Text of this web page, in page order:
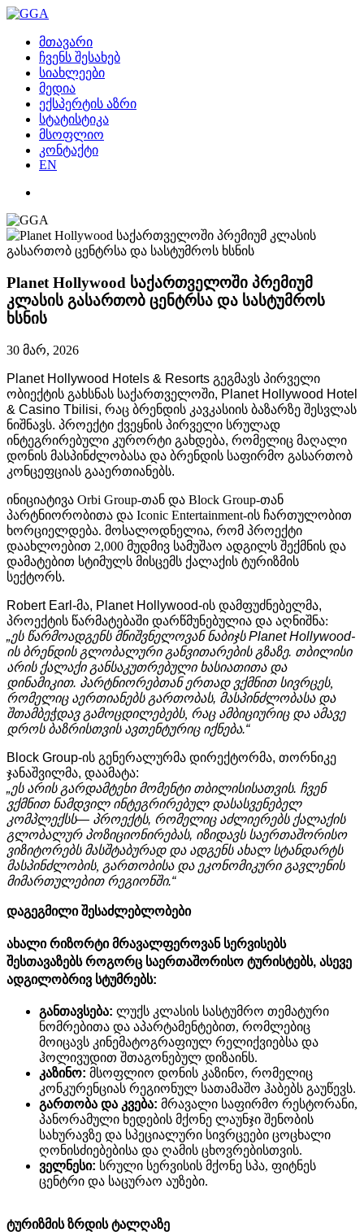
მთავარი
ჩვენს შესახებ
სიახლეები
მედია
ექსპერტის აზრი
სტატისტიკა
მსოფლიო
კონტაქტი
EN
Planet Hollywood საქართველოში პრემიუმ
კლასის გასართობ ცენტრსა და სასტუმროს
ხსნის
30 მარ, 2026
Planet Hollywood Hotels & Resorts გეგმავს პირველი
ობიექტის გახსნას საქართველოში, Planet Hollywood Hotel
& Casino Tbilisi, რაც ბრენდის კავკასიის ბაზარზე შესვლას
ნიშნავს. პროექტი ქვეყნის პირველი სრულად
ინტეგრირებული კურორტი გახდება, რომელიც მაღალი
დონის მასპინძლობასა და ბრენდის საფირმო გასართობ
კონცეფციას გააერთიანებს.
ინიციატივა Orbi Group-თან და Block Group-თან
პარტნიორობითა და Iconic Entertainment-ის ჩართულობით
ხორციელდება. მოსალოდნელია, რომ პროექტი
დაახლოებით 2,000 მუდმივ სამუშაო ადგილს შექმნის და
დამატებით სტიმულს მისცემს ქალაქის ტურიზმის
სექტორს.
Robert Earl-მა, Planet Hollywood-ის დამფუძნებელმა,
პროექტის წარმატებაში დარწმუნებულია და აღნიშნა:
„ეს წარმოადგენს მნიშვნელოვან ნაბიჯსPlanet Hollywood-
ის ბრენდის გლობალური განვითარების გზაზე. თბილისი
არის ქალაქი განსაკუთრებული ხასიათითა და
დინამიკით. პარტნიორებთან ერთად ვქმნით სივრცეს,
რომელიც აერთიანებს გართობას, მასპინძლობასა და
შთამბეჭდავ გამოცდილებებს, რაც ამბიციურიც და ამავე
დროს ბაზრისთვის ავთენტურიც იქნება.“
Block Group-ის გენერალურმა დირექტორმა, თორნიკე
ჯანაშვილმა, დაამატა:
„ეს არის გარდამტეხი მომენტი თბილისისათვის. ჩვენ
ვქმნით ნამდვილ ინტეგრირებულ დასასვენებელ
კომპლექსს— პროექტს, რომელიც აძლიერებს ქალაქის
გლობალურ პოზიციონირებას, იზიდავს საერთაშორისო
ვიზიტორებს მასშტაბურად და ადგენს ახალ სტანდარტს
მასპინძლობის, გართობისა და ეკონომიკური გავლენის
მიმართულებით რეგიონში.“
დაგეგმილი შესაძლებლობები
ახალი რიზორტი მრავალფეროვან სერვისებს
შესთავაზებს როგორც საერთაშორისო ტურისტებს, ასევე
ადგილობრივ სტუმრებს:
განთავსება: ლუქს კლასის სასტუმრო თემატური
ნომრებითა და აპარტამენტებით, რომლებიც
მოიცავს კინემატოგრაფიულ რელიქვიებსა და
ჰოლივუდით შთაგონებულ დიზაინს.
კაზინო: მსოფლიო დონის კაზინო, რომელიც
კონკურენციას რეგიონულ სათამაშო ჰაბებს გაუწევს.
გართობა და კვება: მრავალი საფირმო რესტორანი,
პანორამული ხედების მქონე ლაუნჯი შენობის
სახურავზე და სპეციალური სივრცეები ცოცხალი
ღონისძიებებისა და ღამის ცხოვრებისთვის.
ველნესი: სრული სერვისის მქონე სპა, ფიტნეს
ცენტრი და საცურაო აუზები.
ტურიზმის ზრდის ტალღაზე